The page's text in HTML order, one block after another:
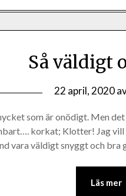
Så väldigt
22 april, 2020
som är onödigt. Men
korkat; Klotter! Jag
vara väldigt snyggt och bra
Läs mer